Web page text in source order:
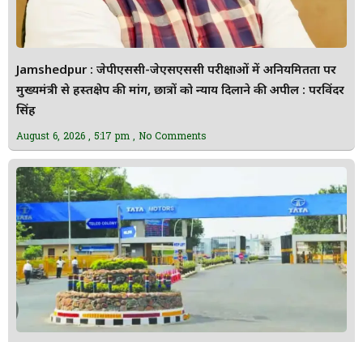
Jamshedpur : जेपीएससी-जेएसएससी परीक्षाओं में अनियमितता पर
मुख्यमंत्री से हस्तक्षेप की मांग, छात्रों को न्याय दिलाने की अपील : परविंदर
सिंह
August 6, 2026 5:17 pm No Comments